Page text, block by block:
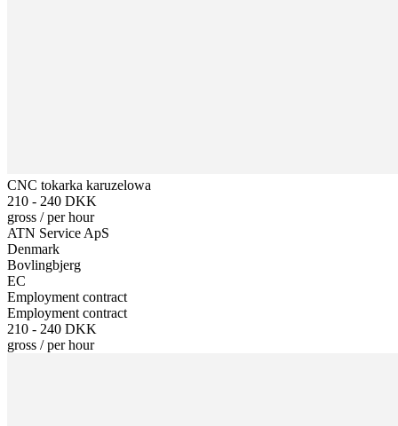
CNC tokarka karuzelowa
210 - 240 DKK
gross /per hour
ATN Service ApS
Denmark
Bovlingbjerg
EC
Employment contract
Employment contract
210 - 240 DKK
gross /per hour